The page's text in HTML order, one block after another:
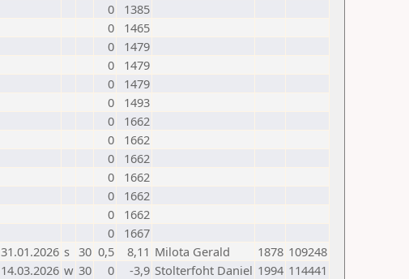
0
1385
0
1465
0
1479
0
1479
0
1479
0
1493
0
1662
0
1662
0
1662
0
1662
0
1662
0
1662
0
1667
31.01.2026 s 30 0,5 8,11 Milota Gerald 1878 109248
14.03.2026 w 30 0 -3,9 Stolterfoht Daniel 1994 114441